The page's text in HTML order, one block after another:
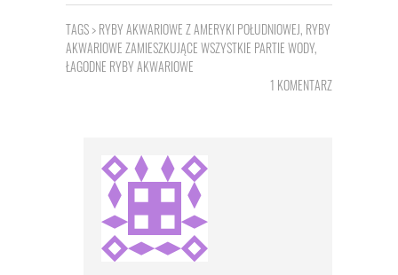
TAGS >RYBY AKWARIOWE Z AMERYKI POŁUDNIOWEJ, RYBY
AKWARIOWE ZAMIESZKUJĄCE WSZYSTKIE PARTIE WODY,
ŁAGODNE RYBY AKWARIOWE
1 KOMENTARZ